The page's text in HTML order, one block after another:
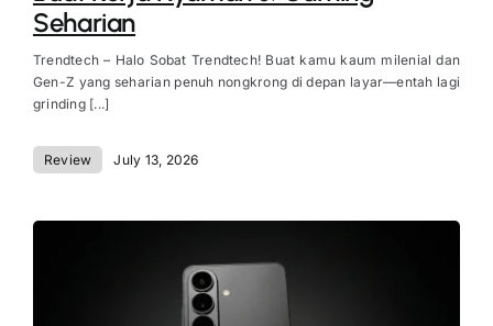
Seharian
Trendtech – Halo Sobat Trendtech! Buat kamu kaum milenial dan
Gen-Z yang seharian penuh nongkrong di depan layar—entah lagi
grinding [...]
Review July 13, 2026